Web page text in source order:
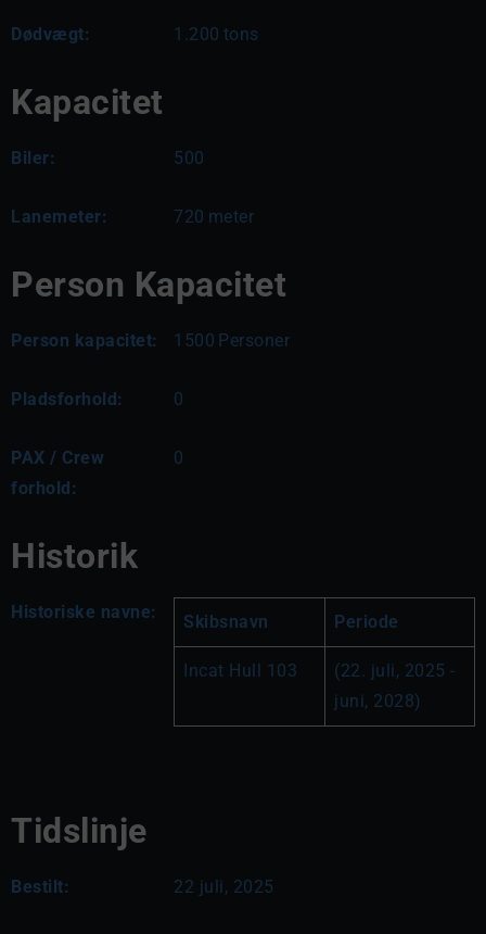
Dødvægt: 1.200 tons
Kapacitet
Biler: 500
Lanemeter: 720 meter
Person Kapacitet
Person kapacitet: 1500 Personer
Pladsforhold: 0
PAX / Crew
forhold:
0
Historik
Historiske navne: Skibsnavn Periode
Incat Hull 103
(22. juli, 2025 -
juni, 2028)
Tidslinje
Bestilt: 22 juli, 2025